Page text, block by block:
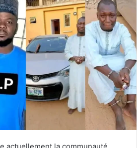
actuellement la communauté